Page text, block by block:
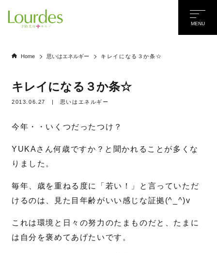
MENU
Home 思いはエネルギー キレイになる３か条☆
キレイになる３か条☆
2013.06.27 | 思いはエネルギー
今年・・いくつだったつけ？
YUKAさん何歳ですか？と聞かれることが多くな
りました。
毎年、歳を重ねる度に「若い！」と言っていただ
けるのは、見た目年齢がいい感じな証拠(^_^)v
これは環境と日々の努力のたまものだと、たまに
は自分を褒めてあげたいです。